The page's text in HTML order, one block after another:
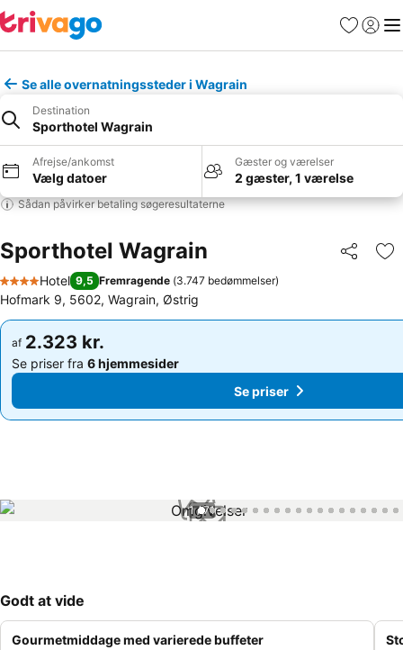
Favoritter
Log ind
Se alle overnatningssteder i Wagrain
Destination
Sporthotel Wagrain
Afrejse/ankomst
Vælg datoer
Gæster og værelser
2 gæster, 1 værelse
Sådan påvirker betaling søgeresultaterne
Sporthotel Wagrain Del
4 Stjerner
Hotel 9,5 Fremragende (3.747 bedømmelser)
Hofmark 9, 5602, Wagrain, Østrig
af 2.323 kr.
Se priser fra 6 hjemmesider
af 2.323 kr.
Se priser fra 6 hjemmesider
Se priser
1 / 71
Godt at vide
Gourmetmiddage med varierede buffeter